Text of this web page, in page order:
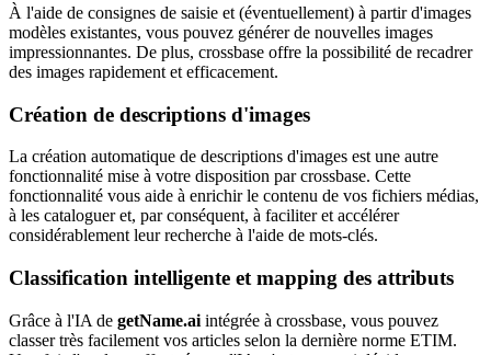
À l'aide de consignes de saisie et (éventuellement) à partir d'images
modèles existantes, vous pouvez générer de nouvelles images
impressionnantes. De plus, crossbase offre la possibilité de recadrer
des images rapidement et efficacement.
Création de descriptions d'images
La création automatique de descriptions d'images est une autre
fonctionnalité mise à votre disposition par crossbase. Cette
fonctionnalité vous aide à enrichir le contenu de vos fichiers médias,
à les cataloguer et, par conséquent, à faciliter et accélérer
considérablement leur recherche à l'aide de mots-clés.
Classification intelligente et mapping des attributs
Grâce à l'IA de getName.ai intégrée à crossbase, vous pouvez
classer très facilement vos articles selon la dernière norme ETIM.